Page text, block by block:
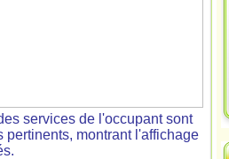
services de l'occupant sont
pertinents, montrant l'affichage